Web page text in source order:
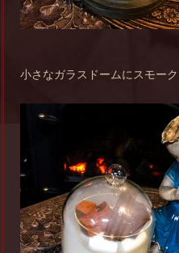
小さなガラスドームにスモー